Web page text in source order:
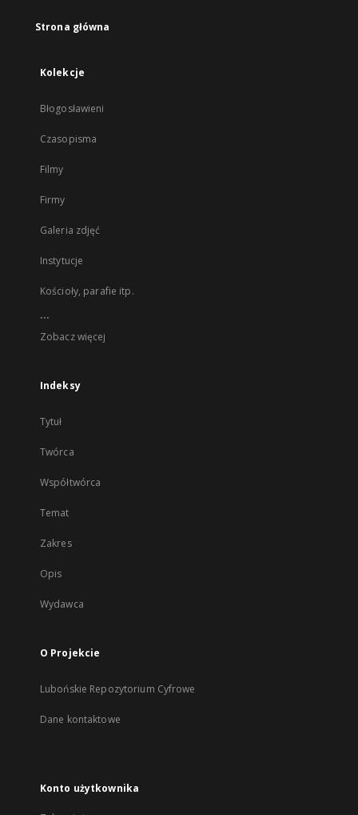
Strona główna
Kolekcje
Błogosławieni
Czasopisma
Filmy
Firmy
Galeria zdjęć
Instytucje
Kościoły, parafie itp.
...
Zobacz więcej
Indeksy
Tytuł
Twórca
Współtwórca
Temat
Zakres
Opis
Wydawca
O Projekcie
Lubońskie Repozytorium Cyfrowe
Dane kontaktowe
Konto użytkownika